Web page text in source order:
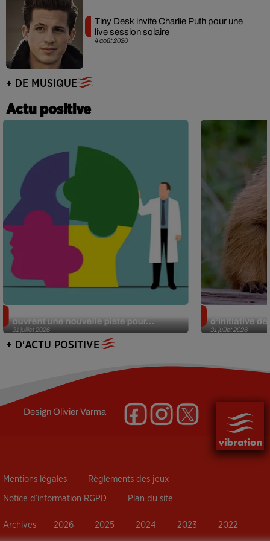
4 août 2026
Tiny Desk invite Charlie Puth pour une
live session solaire
+ DE MUSIQUE
Actu positive
31 juillet 2026
ouvrent une nouvelle piste pour...
31 juillet 2026
d’initiative
+ D'ACTU POSITIVE
DesignOlivier Varma
Mentions légales Règlements des jeux
Notice d’information RGPD Plan du site
Archives 2026 2025 2024 2023 2022